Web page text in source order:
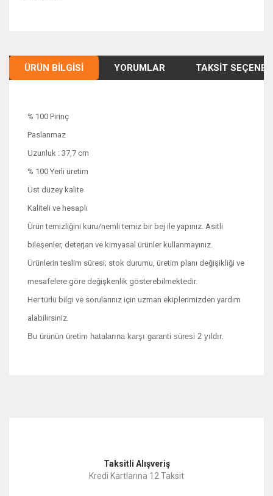
ÜRÜN BILGISI YORUMLAR TAKSIT
% 100 Pirinç
Paslanmaz
Uzunluk : 37,7 cm
% 100 Yerli üretim
Üst düzey kalite
Kaliteli ve hesaplı
Ürün temizliğini kuru/nemli temiz bir bej ile yapınız. Asitli
bileşenler, deterjan ve kimyasal ürünler kullanmayınız.
Ürünlerin teslim süresi; stok durumu, üretim planı değişikliği ve
mesafelere göre değişkenlik gösterebilmektedir.
Her türlü bilgi ve sorularınız için uzman ekiplerimizden yardım
alabilirsiniz.
Bu ürünün üretim hatalarına karşı garanti süresi 2 yıldır.
Ürün resmi kalitesiz, bozuk veya görüntülenemiyor.
Taksitli Alışveriş
Kredi Kartlarına 12 Taksit